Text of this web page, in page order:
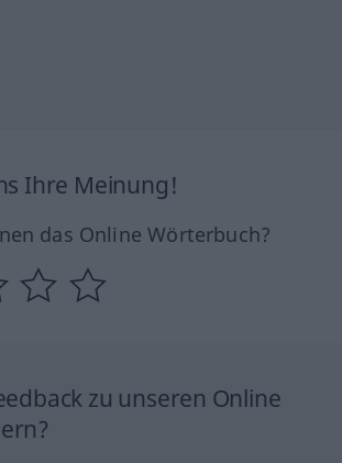
Ihre Meinung!
das Online Wörterbuch?
zu unseren Online